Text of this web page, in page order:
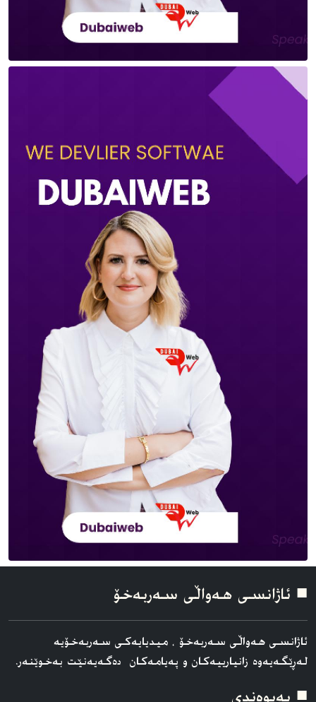
■ ئاژانسی هه‌واڵی سه‌ربه‌خۆ
ئاژانسی هه‌واڵی سه‌ربه‌خۆ ، میدیایەکی سەربەخۆیە
لەڕێگەیەوە زانیارییەکان و پەیامەکان دەگەیەنێت بەخوێنەر.